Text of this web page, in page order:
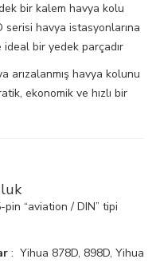
bir kalem havya kolu
havya istasyonlarına
bir yedek parçadır
arızalanmış havya kolunu
ekonomik ve hızlı bir
“aviation / DIN” tipi
: Yihua 878D, 898D, Yihua